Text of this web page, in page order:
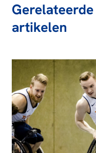
Gerelateerde
artikelen